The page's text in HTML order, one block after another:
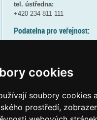
cookies
soubory cookies
prostředí,
tel. ústředna:
+420 234 811 111
Podatelna pro veřejnost:
(více informací
Elektronická podatelna: